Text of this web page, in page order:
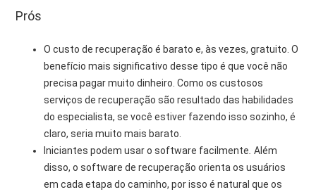
Prós
O custo de recuperação é barato e, às vezes, gratuito. O
benefício mais significativo desse tipo é que você não
precisa pagar muito dinheiro. Como os custosos
serviços de recuperação são resultado das habilidades
do especialista, se você estiver fazendo isso sozinho, é
claro, seria muito mais barato.
Iniciantes podem usar o software facilmente .Além
disso, o software de recuperação orienta os usuários
em cada etapa do caminho, por isso é natural que os